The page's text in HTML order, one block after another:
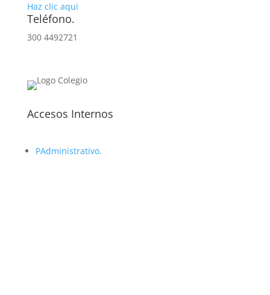
Haz clic aqui
Teléfono.
300 4492721
Accesos Internos
PAdministrativo.